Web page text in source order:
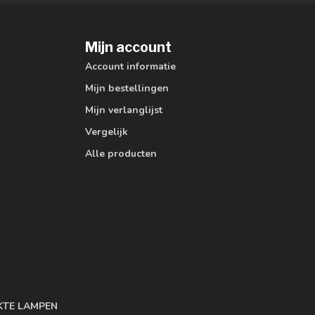
LAMPEN
Mijn account
Account informatie
Mijn bestellingen
Mijn verlanglijst
Vergelijk
Alle producten